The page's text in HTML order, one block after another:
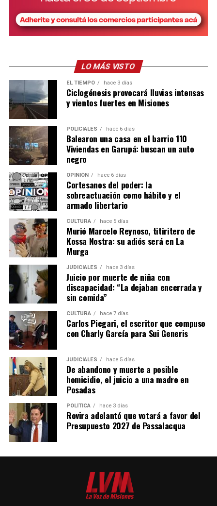
LO MÁS VISTO
EL TIEMPO hace 3 días
Ciclogénesis provocará lluvias intensas
y vientos fuertes en Misiones
POLICIALES hace 6 días
Balearon una casa en el barrio 110
Viviendas en Garupá: buscan un auto
negro
OPINIÓN hace 6 días
Cortesanos del poder: la
sobreactuación como hábito y el
armado libertario
CULTURA hace 5 días
Murió Marcelo Reynoso, titiritero de
Kossa Nostra: su adiós será en La
Murga
JUDICIALES hace 3 días
Juicio por muerte de niña con
discapacidad: “La dejaban encerrada y
sin comida”
CULTURA hace 7 días
Carlos Piegari, el escritor que compuso
con Charly García para Sui Generis
JUDICIALES hace 5 días
De abandono y muerte a posible
homicidio, el juicio a una madre en
Posadas
POLÍTICA hace 3 días
Rovira adelantó que votará a favor del
Presupuesto 2027 de Passalacqua